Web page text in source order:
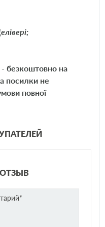
кавитации.
и замерзания.
испарения.
- безкоштовно на
посилки не
повної